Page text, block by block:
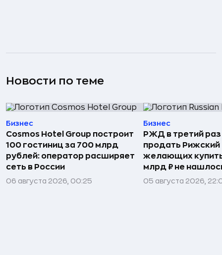
Новости по теме
Бизнес
Cosmos Hotel Group построит
100 гостиниц за 700 млрд
рублей: оператор расширяет
сеть в России
06 августа 2026, 00:25
Бизнес
РЖД в третий
продать Рижский
желающих
млрд ₽ не
05 августа 2026,